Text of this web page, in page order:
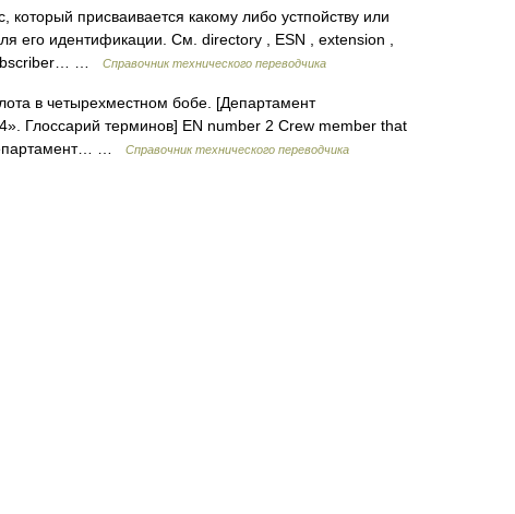
присваивается какому либо устпойству или
его идентификации. См. directory , ESN , extension ,
…
Справочник технического переводчика
в четырехместном бобе. [Департамент
Глоссарий терминов] EN number 2 Crew member that
…
Справочник технического переводчика